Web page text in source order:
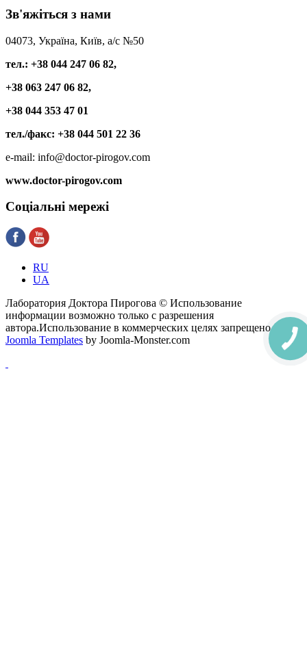
Зв'яжіться з нами
04073, Україна, Київ, а/с №50
тел.: +38 044 247 06 82,
+38 063 247 06 82,
+38 044 353 47 01
тел./факс: +38 044 501 22 36
e-mail: info@doctor-pirogov.com
www.doctor-pirogov.com
Соціальні мережі
RU
UA
Лаборатория Доктора Пирогова © Использование
информации возможно только с разрешения
автора.Использование в коммерческих целях запрещено.
Joomla Templates by Joomla-Monster.com